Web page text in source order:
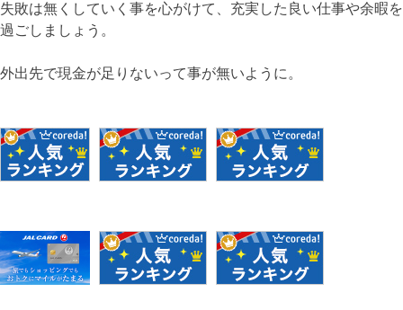
失敗は無くしていく事を心がけて、充実した良い仕事や余暇を
過ごしましょう。
外出先で現金が足りないって事が無いように。